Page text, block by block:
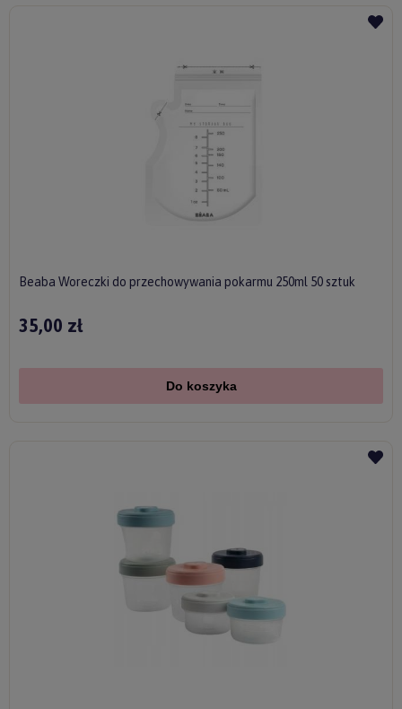
Beaba Woreczki do przechowywania pokarmu 250ml 50 sztuk
35,00 zł
Do koszyka